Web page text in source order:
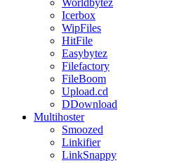
Worldbytez
Icerbox
WipFiles
HitFile
Easybytez
Filefactory
FileBoom
Upload.cd
DDownload
Multihoster
Smoozed
Linkifier
LinkSnappy